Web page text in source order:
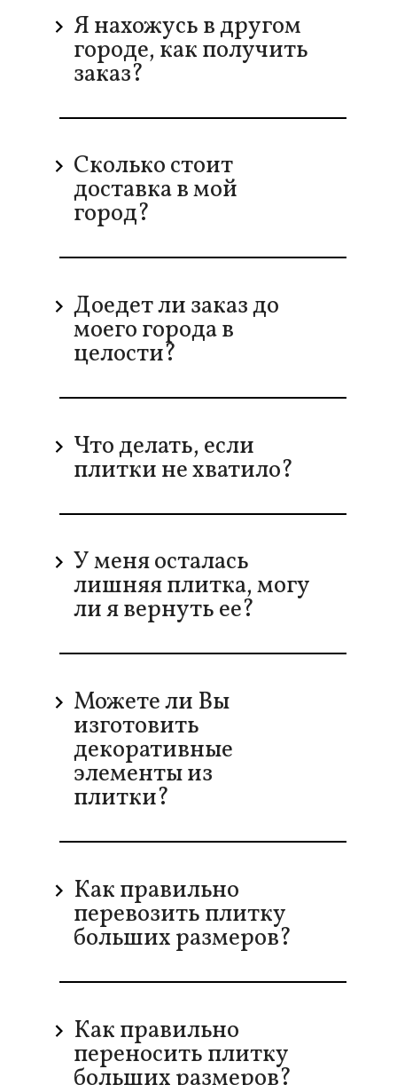
Я нахожусь в другом
городе, как получить
заказ?
Сколько стоит
доставка в мой
город?
Доедет ли заказ до
моего города в
целости?
Что делать, если
плитки не хватило?
У меня осталась
лишняя плитка, могу
ли я вернуть ее?
Можете ли Вы
изготовить
декоративные
элементы из
плитки?
Как правильно
перевозить плитку
больших размеров?
Как правильно
переносить плитку